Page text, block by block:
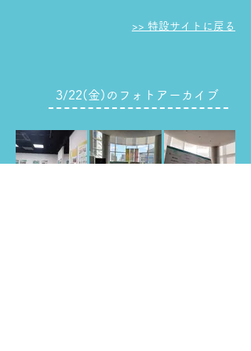
​>> 特設サイトに戻る
3/22(金)のフォトアーカイブ